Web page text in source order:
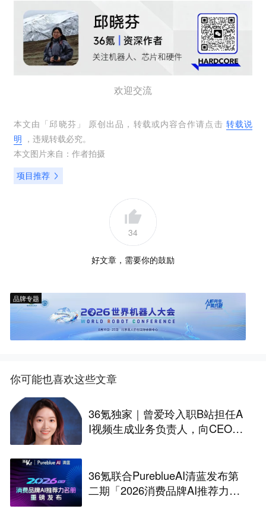
欢迎交流
本文由「 邱晓芬 」 原创出品，转载或内容合作请点击 转载说
明 ，违规转载必究。
本文图片来自： 作者拍摄
项目推荐
34
好文章，需要你的鼓励
品牌专题
你可能也喜欢这些文章
36氪独家｜曾爱玲入职B站担任A
I视频生成业务负责人，向CEO陈
36氪联合PureblueAI清蓝发布第
二期「2026消费品牌AI推荐力名